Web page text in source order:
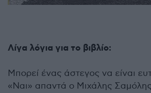
Λίγα λόγια για το βιβλίο:
Μπορεί ένας άστεγος να είναι
«Ναι» απαντά ο Μιχάλης